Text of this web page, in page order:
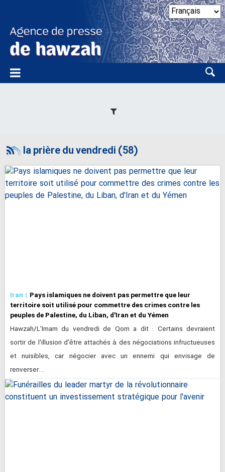
la prière du vendredi (58)
Iran
Pays islamiques ne doivent pas permettre que leur
territoire soit utilisé pour commettre des crimes contre les
peuples de Palestine, du Liban, d'Iran et du Yémen
Hawzah/L'Imam du vendredi de Qom a dit : Certains devraient
sortir de l'illusion d'être attachés à des négociations infructueuses
et nuisibles, car négocier avec un ennemi qui envisage de
renverser…